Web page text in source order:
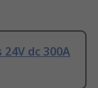
dc 300A